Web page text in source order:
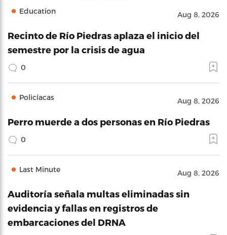
Education Aug 8, 2026
Recinto de Río Piedras aplaza el inicio del
semestre por la crisis de agua
0
Policíacas Aug 8, 2026
Perro muerde a dos personas en Río Piedras
0
Last Minute Aug 8, 2026
Auditoría señala multas eliminadas sin
evidencia y fallas en registros de
embarcaciones del DRNA